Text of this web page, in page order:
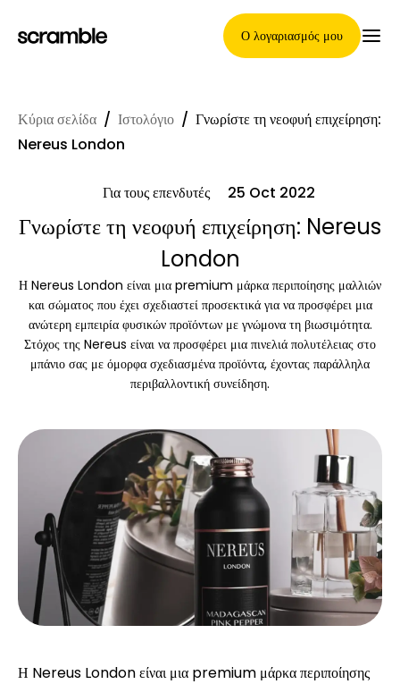
Ο λογαριασμός μου
Όροι ανάθεσης απαιτήσεων
Γκαλερί μαρκών
Επιλογή μάρκας
Υπολογιστές
Ιστορικό γύρων
Ιστολόγιο
Κύρια σελίδα / Ιστολόγιο / Γνωρίστε τη νεοφυή επιχείρηση:
Nereus London
Για τους επενδυτές 25 Oct 2022
Γνωρίστε τη νεοφυή επιχείρηση: Nereus
London
Η Nereus London είναι μια premium μάρκα περιποίησης μαλλιών
και σώματος που έχει σχεδιαστεί προσεκτικά για να προσφέρει μια
ανώτερη εμπειρία φυσικών προϊόντων με γνώμονα τη βιωσιμότητα.
Στόχος της Nereus είναι να προσφέρει μια πινελιά πολυτέλειας στο
μπάνιο σας με όμορφα σχεδιασμένα προϊόντα, έχοντας παράλληλα
περιβαλλοντική συνείδηση.
Η Nereus London είναι μια premium μάρκα περιποίησης